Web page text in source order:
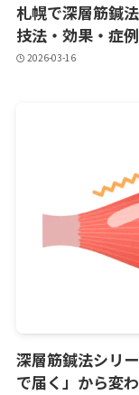
札幌で深層筋鍼
技法・効果・症
2026-03-16
深層筋鍼法シリ
で届く」から変